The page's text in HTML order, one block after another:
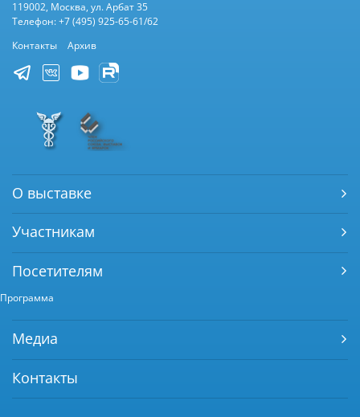
119002, Москва, ул. Арбат 35
Телефон: +7 (495) 925-65-61/62
Контакты
Архив
О выставке
Участникам
Посетителям
Программа
Медиа
Контакты